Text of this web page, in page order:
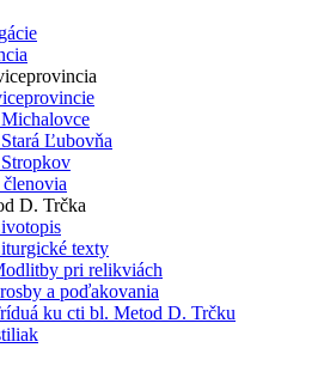
Ľubovňa
D. Trčka
texty
pri relikviách
a poďakovania
ku cti bl. Metod D. Trčku